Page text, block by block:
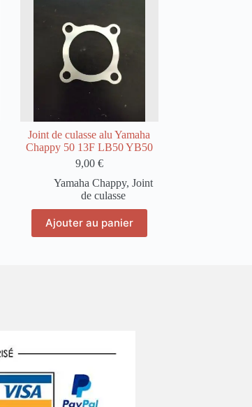
Joint de culasse alu Yamaha
Chappy 50 13F LB50 YB50
9,00 €
Yamaha Chappy, Joint
de culasse
Ajouter au panier